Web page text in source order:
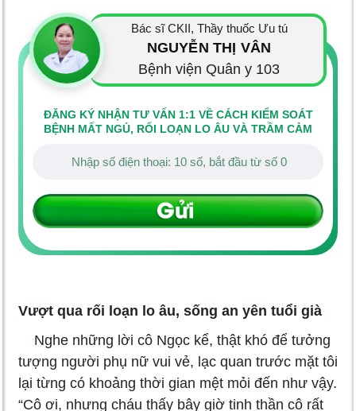
Bác sĩ CKII, Thầy thuốc Ưu tú
NGUYỄN THỊ VÂN
Bệnh viện Quân y 103
ĐĂNG KÝ NHẬN TƯ VẤN 1:1 VỀ CÁCH KIỂM SOÁT
BỆNH MẤT NGỦ, RỐI LOẠN LO ÂU VÀ TRẦM CẢM
Vượt qua rối loạn lo âu, sống an yên tuổi già
Nghe những lời cô Ngọc kể, thật khó để tưởng
tượng người phụ nữ vui vẻ, lạc quan trước mặt tôi
lại từng có khoảng thời gian mệt mỏi đến như vậy.
“Cô ơi, nhưng cháu thấy bây giờ tinh thần cô rất